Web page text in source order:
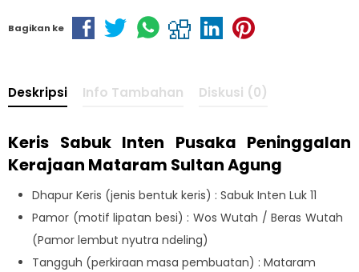
Bagikan ke
Deskripsi Info Tambahan Diskusi (0)
Keris Sabuk Inten Pusaka Peninggalan
Kerajaan Mataram Sultan Agung
Dhapur Keris (jenis bentuk keris) : Sabuk Inten Luk 11
Pamor (motif lipatan besi) : Wos Wutah / Beras Wutah
(Pamor lembut nyutra ndeling)
Tangguh (perkiraan masa pembuatan) : Mataram